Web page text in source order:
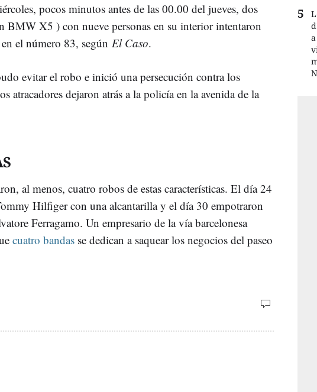
pocos minutos antes de las 00.00 del jueves, dos
X5 ) con nueve personas en su interior intentaron
el número 83, según El Caso.
evitar el robo e inició una persecución contra los
atracadores dejaron atrás a la policía en la avenida de la
al menos, cuatro robos de estas características. El día 24
Hilfiger con una alcantarilla y el día 30 empotraron
Ferragamo. Un empresario de la vía barcelonesa
cuatro bandas se dedican a saquear los negocios del paseo